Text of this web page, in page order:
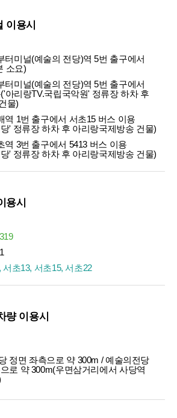
이용시
터미널(예술의 전당)역 5번 출구에서
소요)
터미널(예술의 전당)역 5번 출구에서
아리랑TV.국립국악원' 정류장 하차 후
물)
역 1번 출구에서 서초15 버스 이용
' 정류장 하차 후 아리랑국제방송 건물)
역 3번 출구에서 5413 버스 이용
' 정류장 하차 후 아리랑국제방송 건물)
용시
초13, 서초15, 서초22
량 이용시
정면 좌측으로 약 300m / 예술의전당
로 약 300m(우면삼거리에서 사당역